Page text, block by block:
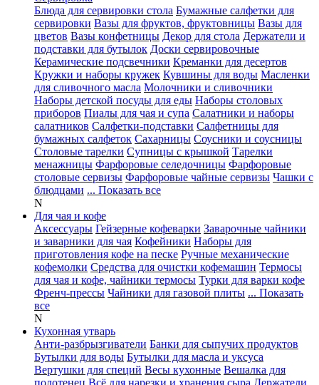
Блюда для сервировки стола Бумажные салфетки для
сервировки Вазы для фруктов, фруктовницы Вазы для
цветов Вазы конфетницы Декор для стола Держатели и
подставки для бутылок Доски сервировочные
Керамические подсвечники Креманки для десертов
Кружки и наборы кружек Кувшины для воды Масленки
для сливочного масла Молочники и сливочники
Наборы детской посуды для еды Наборы столовых
приборов Пиалы для чая и супа Салатники и наборы
салатников Салфетки-подставки Салфетницы для
бумажных салфеток Сахарницы Соусники и соусницы
Столовые тарелки Супницы с крышкой Тарелки
менажницы Фарфоровые селедочницы Фарфоровые
столовые сервизы Фарфоровые чайные сервизы Чашки с
блюдцами ... Показать все
N
Для чая и кофе
Аксессуары Гейзерные кофеварки Заварочные чайники
и заварники для чая Кофейники Наборы для
приготовления кофе на песке Ручные механические
кофемолки Средства для очистки кофемашин Термосы
для чая и кофе, чайники термосы Турки для варки кофе
Френч-прессы Чайники для газовой плиты ... Показать
все
N
Кухонная утварь
Анти-разбрызгиватели Банки для сыпучих продуктов
Бутылки для воды Бутылки для масла и уксуса
Вертушки для специй Весы кухонные Вешалка для
полотенец Всё для нарезки и хранения сыра Держатели